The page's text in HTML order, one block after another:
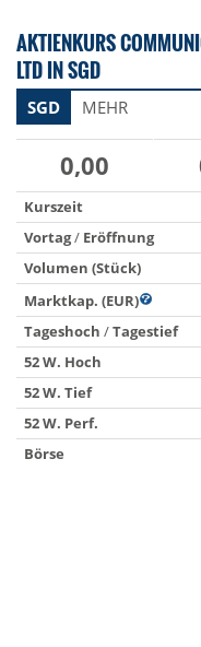
AKTIENKURS
LTD IN SGD
SGD MEHR
0,00
Kurszeit
Vortag/ Eröffnung
Volumen (Stück)
Marktkap. (EUR)
Tageshoch /Tagestief
52 W. Hoch
52 W. Tief
52 W. Perf.
Börse